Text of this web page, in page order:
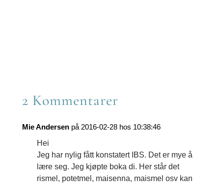
2 Kommentarer
Mie Andersen på 2016-02-28 hos 10:38:46
Hei
Jeg har nylig fått konstatert IBS. Det er mye å
lære seg. Jeg kjøpte boka di. Her står det
rismel, potetmel, maisenna, maismel osv kan